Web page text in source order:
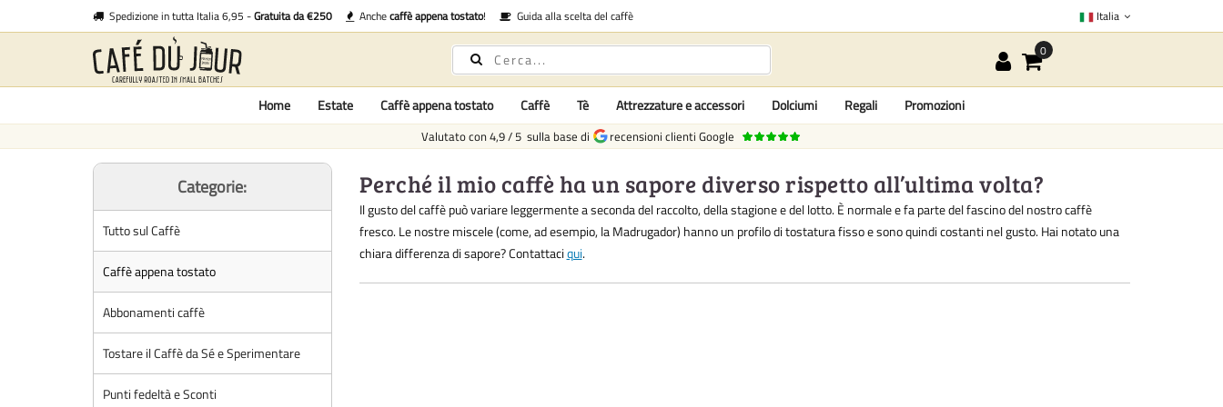
Spedizione in tutta Italia 6,95 -Gratuita da €250 Anchecaffè appena tostato! Guida alla scelta del caffè Italia
Home Estate Caffè appena tostato Caffè Tè Attrezzature e accessori Dolciumi Regali Promozioni
Valutato con4,9/5 sulla base di recensioni clienti Google
Perché il mio caffè ha un sapore diverso rispetto all’ultima volta?
Il gusto del caffè può variare leggermente a seconda del raccolto, della stagione e del lotto. È normale e fa parte del fascino del nostro caffè
fresco. Le nostre miscele (come, ad esempio, la Madrugador) hanno un profilo di tostatura fisso e sono quindi costanti nel gusto. Hai notato una
chiara differenza di sapore? Contattaciqui.
Categorie:
Tutto sul Caffè
Caffè appena tostato
Abbonamenti caffè
Tostare il Caffè da Sé e Sperimentare
Punti fedeltà e Sconti